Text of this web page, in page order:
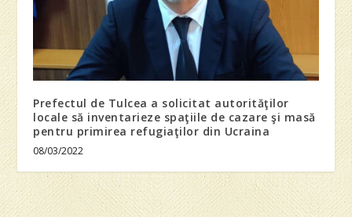
Prefectul de Tulcea a solicitat autorităţilor
locale să inventarieze spaţiile de cazare şi masă
pentru primirea refugiaţilor din Ucraina
08/03/2022